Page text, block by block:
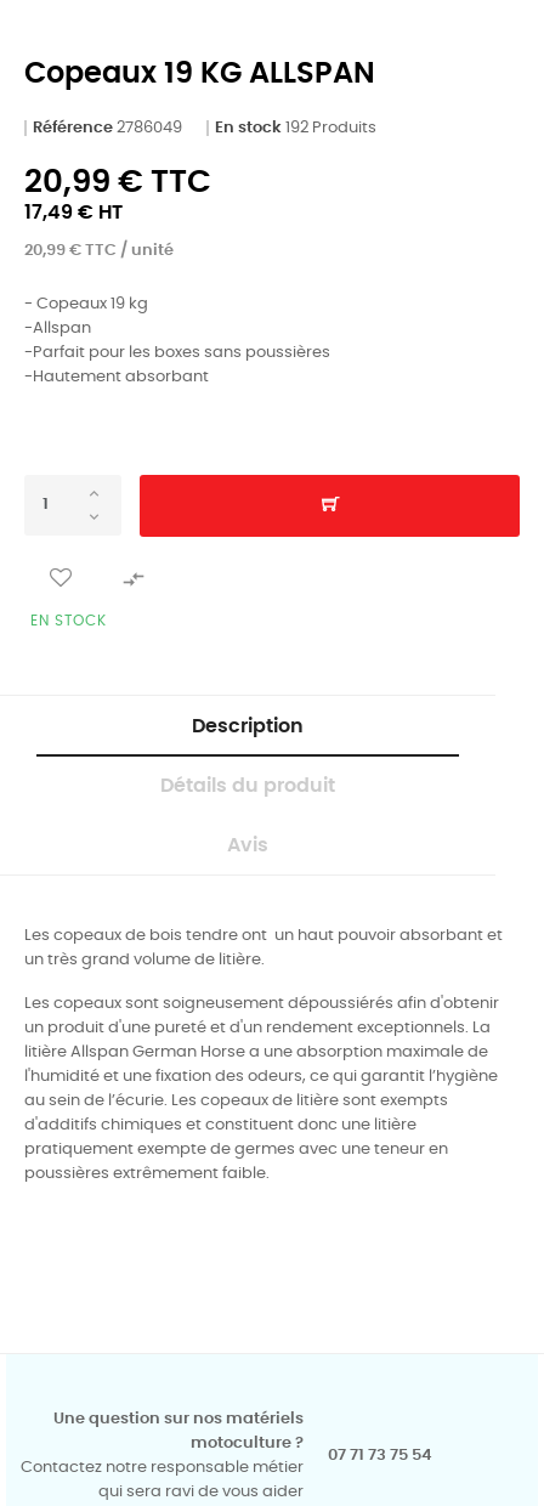
Copeaux 19 KG ALLSPAN
Référence 2786049 En stock 192 Produits
20,99 € TTC
17,49 € HT
20,99 € TTC / unité
- Copeaux 19 kg
-Allspan
-Parfait pour les boxes sans poussières
-Hautement absorbant

EN STOCK
Description
Détails du produit
Avis
Les copeaux de bois tendre ont un haut pouvoir absorbant et
un très grand volume de litière.
Les copeaux sont soigneusement dépoussiérés afin d'obtenir
un produit d'une pureté et d'un rendement exceptionnels. La
litière Allspan German Horse a une absorption maximale de
l'humidité et une fixation des odeurs, ce qui garantit l’hygiène
au sein de l’écurie. Les copeaux de litière sont exempts
d'additifs chimiques et constituent donc une litière
pratiquement exempte de germes avec une teneur en
poussières extrêmement faible.
Une question sur nos matériels
motoculture ?
Contactez notre responsable métier
qui sera ravi de vous aider
07 71 73 75 54